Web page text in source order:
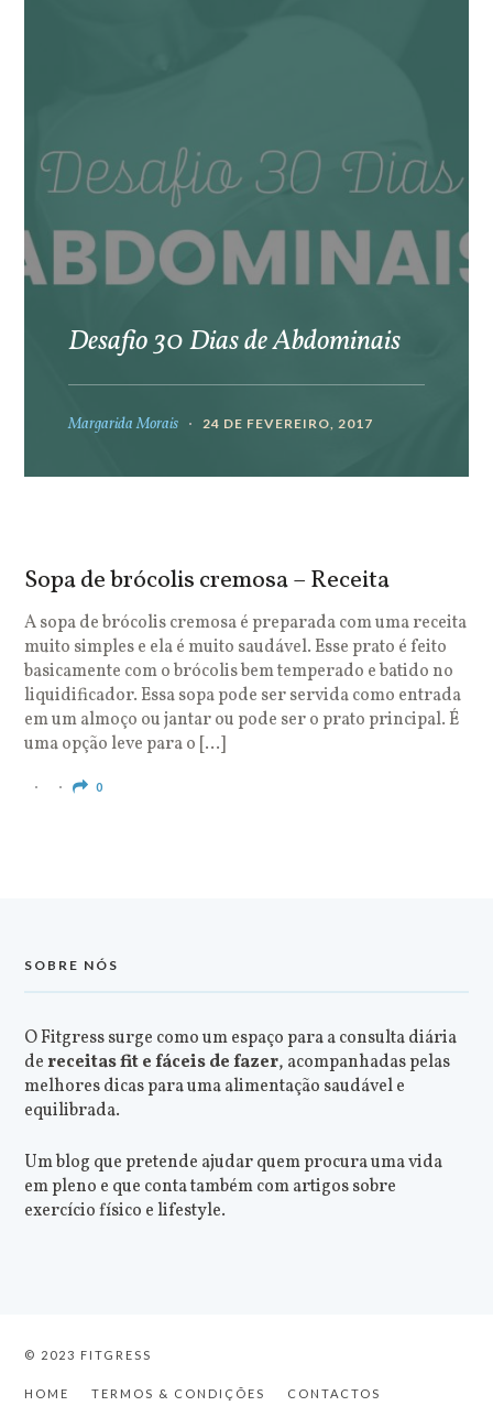
Desafio 30 Dias de Abdominais
Margarida Morais 24 DE FEVEREIRO, 2017
Sopa de brócolis cremosa – Receita
A sopa de brócolis cremosa é preparada com uma receita
muito simples e ela é muito saudável. Esse prato é feito
basicamente com o brócolis bem temperado e batido no
liquidificador. Essa sopa pode ser servida como entrada
em um almoço ou jantar ou pode ser o prato principal. É
uma opção leve para o […]
0
SOBRE NÓS
O Fitgress surge como um espaço para a consulta diária
dereceitas fit e fáceis de fazer, acompanhadas pelas
melhores dicas para uma alimentação saudável e
equilibrada.
Um blog que pretende ajudar quem procura uma vida
em pleno e que conta também com artigos sobre
exercício físico e lifestyle.
© 2023 FITGRESS
HOME TERMOS & CONDIÇÕES CONTACTOS